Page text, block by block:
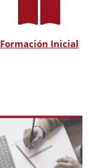
Formación Inicial